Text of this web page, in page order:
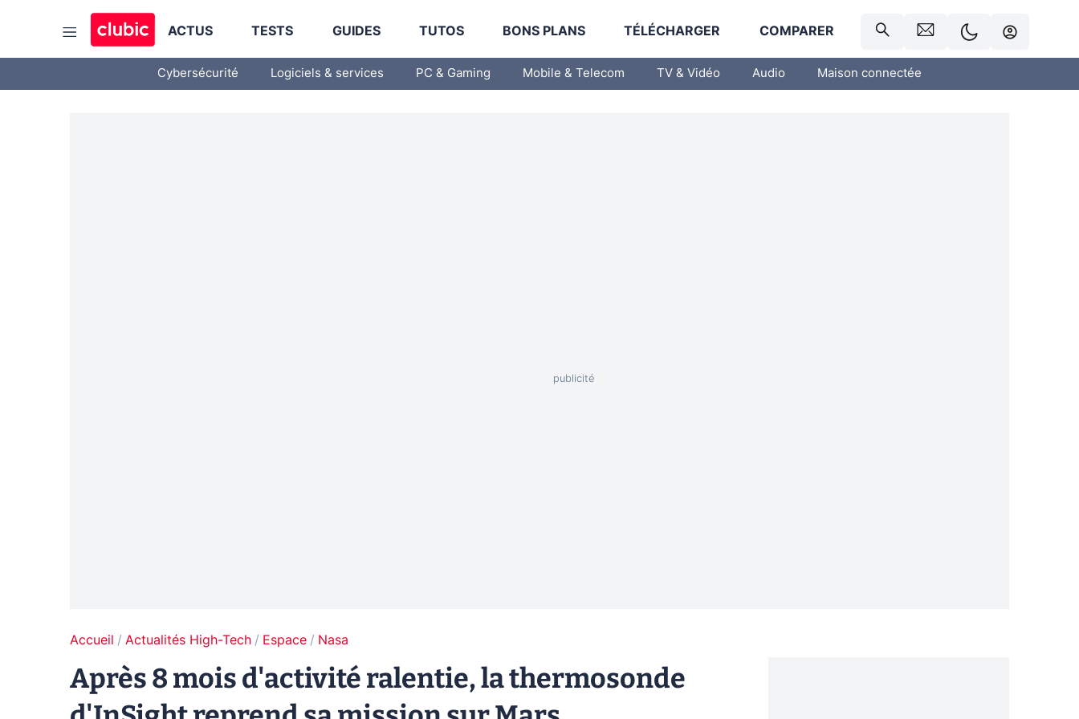
ACTUS TESTS GUIDES TUTOS BONS PLANS TÉLÉCHARGER COMPARER
Cybersécurité Logiciels & services PC & Gaming Mobile & Telecom TV & Vidéo Audio Maison connectée
Accueil Actualités High-Tech Espace Nasa
Après 8 mois d'activité ralentie, la thermosonde